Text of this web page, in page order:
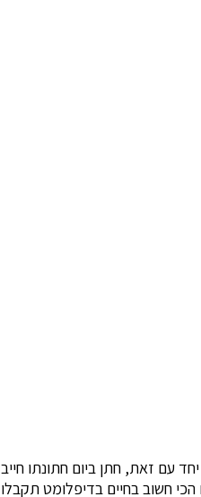
עם זאת, חתן ביום חתונתו
חשוב בחיים בדיפלומט